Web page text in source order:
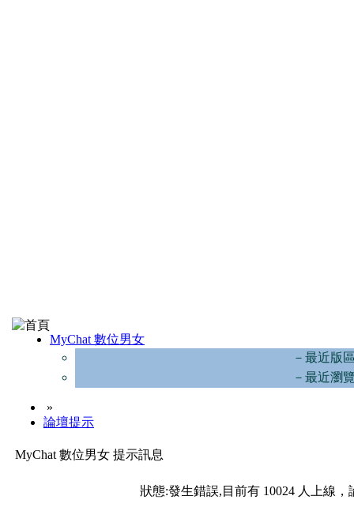
MyChat 數位男女
－最近版
－最近瀏
»
論壇提示
MyChat 數位男女 提示訊息
狀態:發生錯誤,目前有 10024 人上線